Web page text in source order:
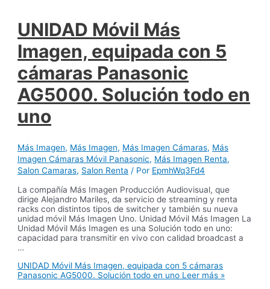
UNIDAD Móvil Más
Imagen, equipada con 5
cámaras Panasonic
AG5000. Solución todo en
uno
Más Imagen, Más Imagen, Más Imagen Cámaras, Más
Imagen Cámaras Móvil Panasonic, Más Imagen Renta,
Salon Camaras, Salon Renta / Por EpmhWq3Fd4
La compañía Más Imagen Producción Audiovisual, que
dirige Alejandro Mariles, da servicio de streaming y renta
racks con distintos tipos de switcher y también su nueva
unidad móvil Más Imagen Uno. Unidad Móvil Más Imagen La
Unidad Móvil Más Imagen es una Solución todo en uno:
capacidad para transmitir en vivo con calidad broadcast a
…
UNIDAD Móvil Más Imagen, equipada con 5 cámaras
Panasonic AG5000. Solución todo en uno Leer más »